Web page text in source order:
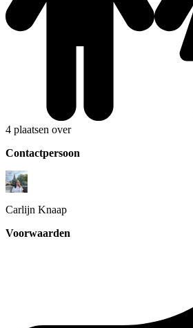
4 plaatsen over
Contactpersoon
Carlijn Knaap
Voorwaarden